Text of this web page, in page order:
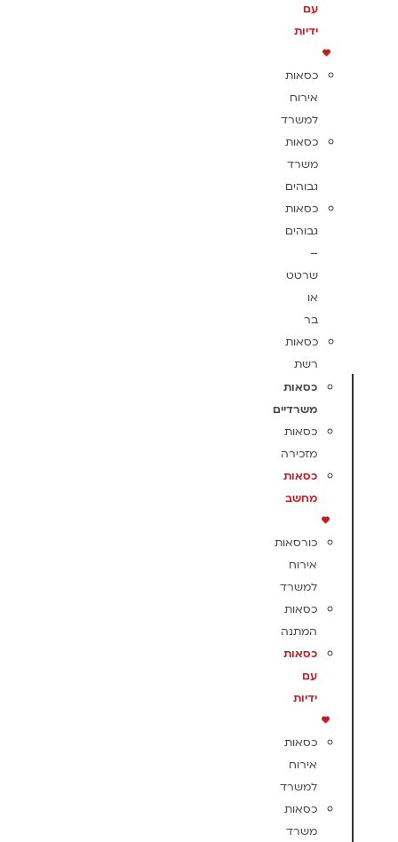
עם
ידיות
כסאות
אירוח
למשרד
כסאות
משרד
גבוהים
כסאות
גבוהים
–
שרטט
או
בר
כסאות
רשת
כסאות
משרדיים
כסאות
מזכירה
כסאות
מחשב
כורסאות
אירוח
למשרד
כסאות
המתנה
כסאות
עם
ידיות
כסאות
אירוח
למשרד
כסאות
משרד